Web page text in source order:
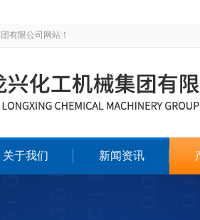
有限公司网站！
关于我们 新闻资讯